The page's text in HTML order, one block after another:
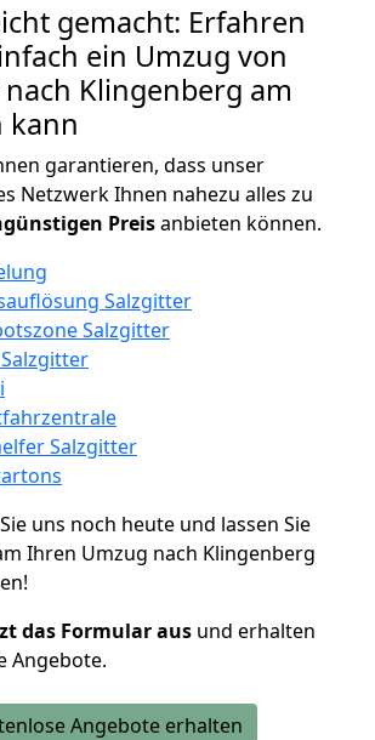
gemacht: Erfahren
ein Umzug von
Klingenberg am
kann
garantieren, dass unser
Netzwerk Ihnen nahezu alles zu
Preisanbieten können.
Salzgitter
Salzgitter
Salzgitter
uns noch heute und lassen Sie
Ihren Umzug nach Klingenberg
das Formular aus und erhalten
Angebote.
Angebote erhalten